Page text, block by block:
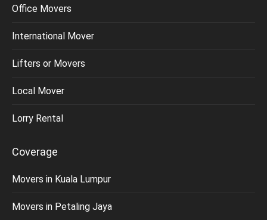
Office Movers
International Mover
Lifters or Movers
Local Mover
Lorry Rental
Coverage
Movers in Kuala Lumpur
Movers in Petaling Jaya